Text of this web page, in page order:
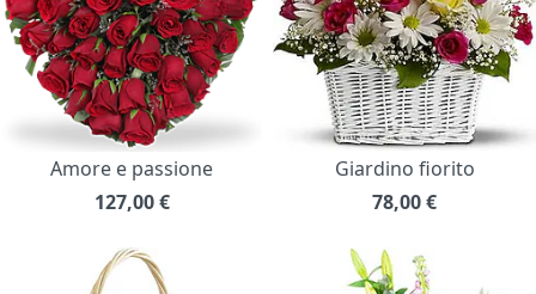
Amore e passione
127,00 €
Giardino fiorito
78,00€